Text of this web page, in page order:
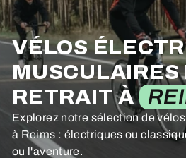
VÉLOS
MUSCULAIRES
RETRAIT À
Explorez notre sélection de
à Reims : électriques ou
ou l'aventure.